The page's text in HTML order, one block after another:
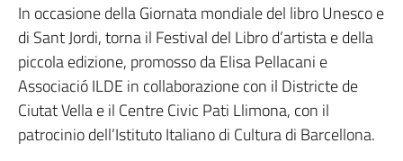
In occasione della Giornata mondiale del libro Unesco e
di Sant Jordi, torna il Festival del Libro d’artista e della
piccola edizione, promosso da Elisa Pellacani e
Associació ILDE in collaborazione con il Districte de
Ciutat Vella e il Centre Civic Pati Llimona, con il
patrocinio dell’Istituto Italiano di Cultura di Barcellona.